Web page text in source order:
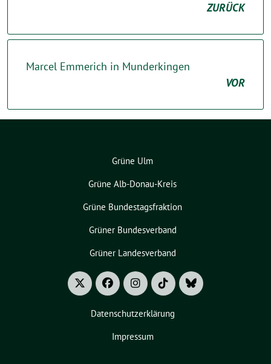
ZURÜCK
Marcel Emmerich in Munderkingen
VOR
Grüne Ulm
Grüne Alb-Donau-Kreis
Grüne Bundestagsfraktion
Grüner Bundesverband
Grüner Landesverband
Datenschutzerklärung
Impressum